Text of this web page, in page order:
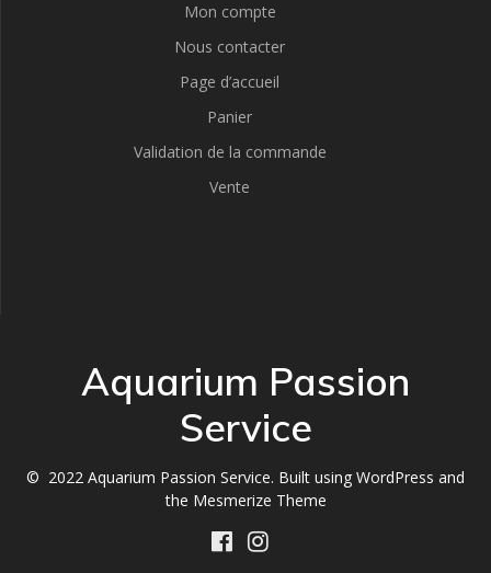
Mon compte
Nous contacter
Page d’accueil
Panier
Validation de la commande
Vente
Aquarium Passion
Service
© 2022 Aquarium Passion Service. Built using WordPress and
the Mesmerize Theme